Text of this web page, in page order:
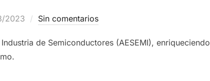
2023 Sin comentarios
de Semiconductores (AESEMI), enriqueciendo